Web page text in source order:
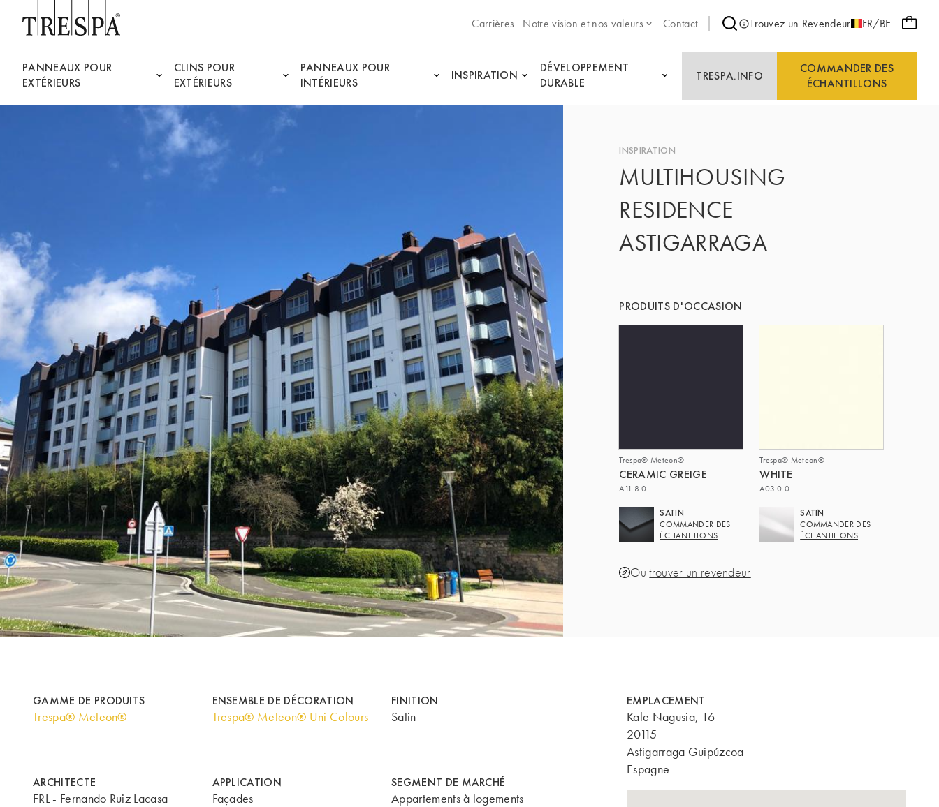
Carrières
Notre vision et nos valeurs Contact Trouvez un Revendeur FR/BE
PANNEAUX POUR
EXTÉRIEURS
CLINS POUR
EXTÉRIEURS
PANNEAUX POUR
INTÉRIEURS
INSPIRATION
DÉVELOPPEMENT
DURABLE
TRESPA.INFO
COMMANDER DES
ÉCHANTILLONS
INSPIRATION
MULTIHOUSING
RESIDENCE
ASTIGARRAGA
PRODUITS D'OCCASION
Trespa® Meteon®
CERAMIC GREIGE
A11.8.0
SATIN
COMMANDER DES
ÉCHANTILLONS
Trespa® Meteon®
WHITE
A03.0.0
SATIN
COMMANDER DES
ÉCHANTILLONS
Outrouver un revendeur
GAMME DE PRODUITS
Trespa® Meteon®
ENSEMBLE DE DÉCORATION
Trespa® Meteon® Uni Colours
FINITION
Satin
ARCHITECTE
FRL - Fernando Ruiz Lacasa
APPLICATION
Façades
SEGMENT DE MARCHÉ
Appartements à logements
EMPLACEMENT
Kale Nagusia, 16
20115
Astigarraga Guipúzcoa
Espagne